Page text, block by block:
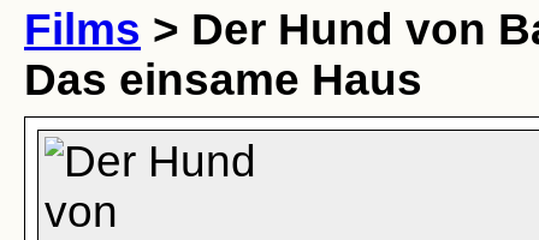
Films > Der Hund von
Das einsame Haus